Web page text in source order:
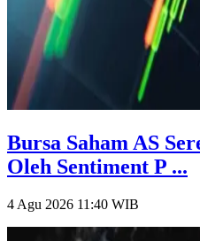
Bursa Saham AS
Oleh Sentiment P ...
4 Agu 2026 11:40 WIB